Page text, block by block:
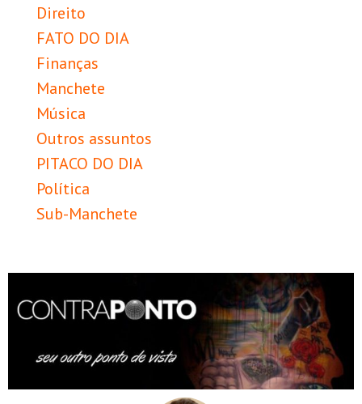
Direito
FATO DO DIA
Finanças
Manchete
Música
Outros assuntos
PITACO DO DIA
Política
Sub-Manchete